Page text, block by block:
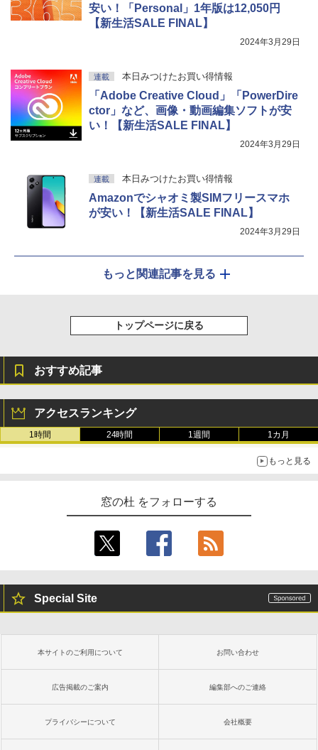
安い！「Personal」1年版は12,050円
【新生活SALE FINAL】
2024年3月29日
連載 本日みつけたお買い得情報
「Adobe Creative Cloud」「PowerDire
ctor」など、画像・動画編集ソフトが安
い！【新生活SALE FINAL】
2024年3月29日
連載 本日みつけたお買い得情報
Amazonでシャオミ製SIMフリースマホ
が安い！【新生活SALE FINAL】
2024年3月29日
もっと関連記事を見る
トップページに戻る
おすすめ記事
アクセスランキング
1時間 24時間 1週間 1カ月
もっと見る
窓の杜 をフォローする
Special Site
本サイトのご利用について お問い合わせ
広告掲載のご案内 編集部へのご連絡
プライバシーについて 会社概要